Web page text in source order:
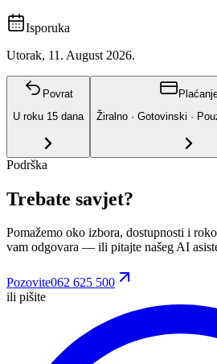
Isporuka
Utorak, 11. August 2026.
Povrat
U roku 15 dana
Žiralno · Gotovinski ·
Podrška
Trebate savjet?
Pomažemo oko izbora, dostupnosti i
vam odgovara — ili pitajte našeg AI
Pozovite062 625 500
ili pišite